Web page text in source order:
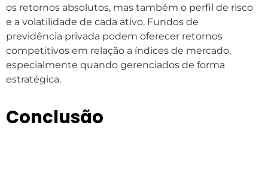
os retornos absolutos, mas também o perfil de risco
e a volatilidade de cada ativo. Fundos de
previdência privada podem oferecer retornos
competitivos em relação a índices de mercado,
especialmente quando gerenciados de forma
estratégica.
Conclusão